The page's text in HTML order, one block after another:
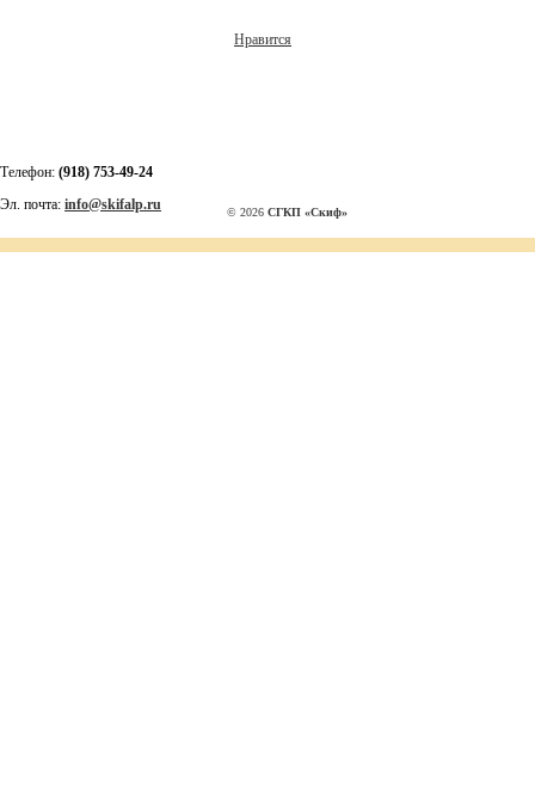
Нравится
Телефон: (918) 753-49-24
Эл. почта: info@skifalp.ru © 2026 СГКП «Скиф»